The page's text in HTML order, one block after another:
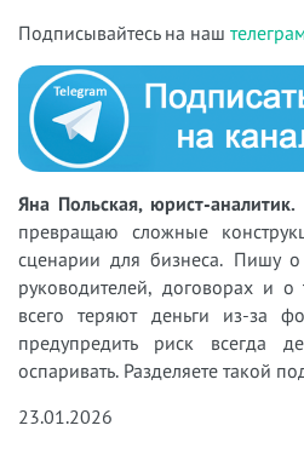
Подписывайтесь на наш
Яна Польская, юрист-аналитик.
превращаю сложные
сценарии для бизнеса. Пишу о
руководителей, договорах и
всего теряют деньги из-за
предупредить риск всегда
оспаривать. Разделяете такой
23.01.2026